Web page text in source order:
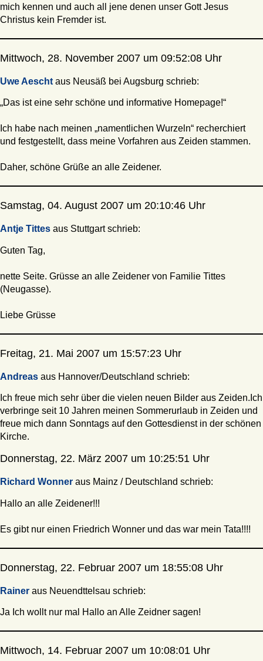
mich kennen und auch all jene denen unser Gott Jesus
Christus kein Fremder ist.
Mittwoch, 28. November 2007 um 09:52:08 Uhr
Uwe Aescht aus Neusäß bei Augsburg schrieb:
„Das ist eine sehr schöne und informative Homepage!“
Ich habe nach meinen „namentlichen Wurzeln“ recherchiert
und festgestellt, dass meine Vorfahren aus Zeiden stammen.
Daher, schöne Grüße an alle Zeidener.
Samstag, 04. August 2007 um 20:10:46 Uhr
Antje Tittes aus Stuttgart schrieb:
Guten Tag,
nette Seite. Grüsse an alle Zeidener von Familie Tittes
(Neugasse).
Liebe Grüsse
Freitag, 21. Mai 2007 um 15:57:23 Uhr
Andreas aus Hannover/Deutschland schrieb:
Ich freue mich sehr über die vielen neuen Bilder aus Zeiden.Ich
verbringe seit 10 Jahren meinen Sommerurlaub in Zeiden und
freue mich dann Sonntags auf den Gottesdienst in der schönen
Kirche.
Donnerstag, 22. März 2007 um 10:25:51 Uhr
Richard Wonner aus Mainz / Deutschland schrieb:
Hallo an alle Zeidener!!!
Es gibt nur einen Friedrich Wonner und das war mein Tata!!!!
Donnerstag, 22. Februar 2007 um 18:55:08 Uhr
Rainer aus Neuendttelsau schrieb:
Ja Ich wollt nur mal Hallo an Alle Zeidner sagen!
Mittwoch, 14. Februar 2007 um 10:08:01 Uhr